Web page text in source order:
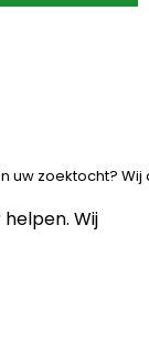
uw zoektocht?
Wij